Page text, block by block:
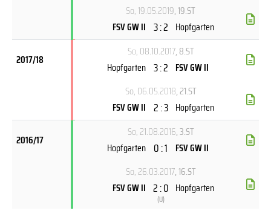
So, 19.05.2019, 19.ST
FSV GW II 3 : 2 Hopfgarten
2017/18
So, 08.10.2017, 8.ST
Hopfgarten 3 : 2 FSV GW II
So, 06.05.2018, 21.ST
FSV GW II 2 : 3 Hopfgarten
2016/17
So, 21.08.2016, 3.ST
Hopfgarten 0 : 1 FSV GW II
So, 26.03.2017, 16.ST
FSV GW II 2 : 0
(U)
Hopfgarten